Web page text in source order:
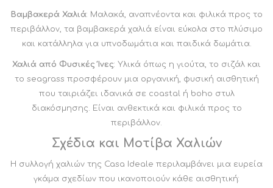
Βαμβακερά Χαλιά: Μαλακά, αναπνέοντα και φιλικά προς το
περιβάλλον, τα βαμβακερά χαλιά είναι εύκολα στο πλύσιμο
και κατάλληλα για υπνοδωμάτια και παιδικά δωμάτια.
Χαλιά από Φυσικές Ίνες: Υλικά όπως η γιούτα, το σιζάλ και
το seagrass προσφέρουν μια οργανική, φυσική αισθητική
που ταιριάζει ιδανικά σε coastal ή boho στυλ
διακόσμησης. Είναι ανθεκτικά και φιλικά προς το
περιβάλλον.
Σχέδια και Μοτίβα Χαλιών
Η συλλογή χαλιών της Casa Ideale περιλαμβάνει μια ευρεία
γκάμα σχεδίων που ικανοποιούν κάθε αισθητική: